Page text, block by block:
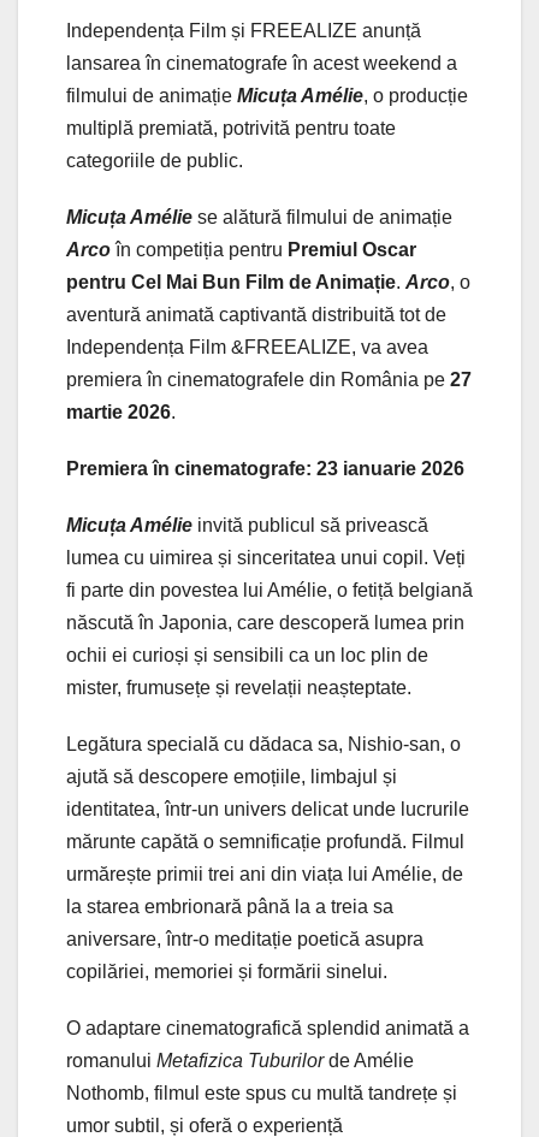
Independența Film și FREEALIZE anunță
lansarea în cinematografe în acest weekend a
filmului de animație Micuța Amélie, o producție
multiplă premiată, potrivită pentru toate
categoriile de public.
Micuța Amélie se alătură filmului de animație
Arcoîn competiția pentru Premiul Oscar
pentru Cel Mai Bun Film de Animație. Arco, o
aventură animată captivantă distribuită tot de
Independența Film &FREEALIZE, va avea
premiera în cinematografele din România pe 27
martie 2026.
Premiera în cinematografe: 23 ianuarie 2026
Micuța Amélie invită publicul să privească
lumea cu uimirea și sinceritatea unui copil. Veți
fi parte din povestea lui Amélie, o fetiță belgiană
născută în Japonia, care descoperă lumea prin
ochii ei curioși și sensibili ca un loc plin de
mister, frumusețe și revelații neașteptate.
Legătura specială cu dădaca sa, Nishio-san, o
ajută să descopere emoțiile, limbajul și
identitatea, într-un univers delicat unde lucrurile
mărunte capătă o semnificație profundă. Filmul
urmărește primii trei ani din viața lui Amélie, de
la starea embrionară până la a treia sa
aniversare, într-o meditație poetică asupra
copilăriei, memoriei și formării sinelui.
O adaptare cinematografică splendid animată a
romanului Metafizica Tuburilorde Amélie
Nothomb, filmul este spus cu multă tandrețe și
umor subtil, și oferă o experiență